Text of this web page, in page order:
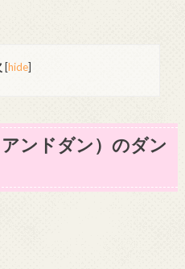
[hide]
ンドダン）のダン